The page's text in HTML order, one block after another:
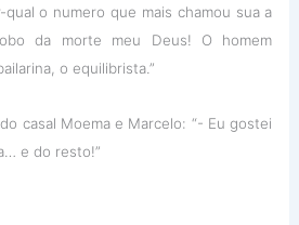
qual o numero que mais chamou sua a
da morte meu Deus! O homem
o equilibrista.”
casal Moema e Marcelo: “- Eu gostei
e do resto!”